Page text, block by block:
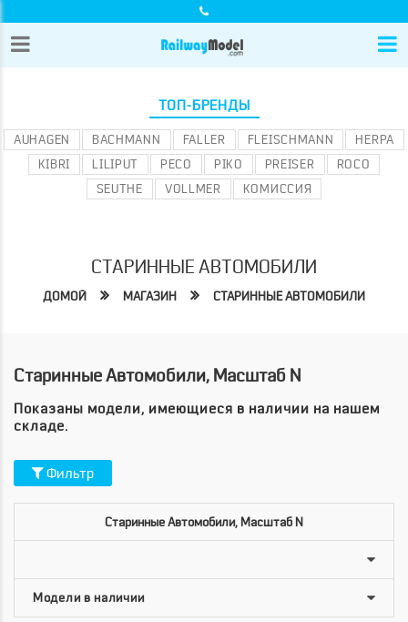
ТОП-БРЕНДЫ
AUHAGEN BACHMANN FALLER FLEISCHMANN
HERPA
KIBRI
LILIPUT PECO PIKO PREISER
ROCO
SEUTHE
VOLLMER КОМИССИЯ
СТАРИННЫЕ АВТОМОБИЛИ
ДОМОЙ МАГАЗИН СТАРИННЫЕ АВТОМОБИЛИ
Старинные Автомобили, Масштаб N
Показаны модели, имеющиеся в наличии на нашем
складе.
Фильтр
Старинные Автомобили, Масштаб N